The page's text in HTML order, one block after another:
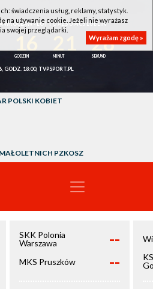
WROCŁAW - LOTTO AZS UMCS LUBLIN
27
GODZ. 18:00, TVPSPORT.PL
POLSKI KOBIET
PZKOSZ
SKK Polonia
Warszawa
--
MKS Pruszków --
świadczenia usług, reklamy, statystyk.
na używanie cookie. Jeżeli nie wyrażasz
swojej przeglądarki.
Wyrażam zgodę »